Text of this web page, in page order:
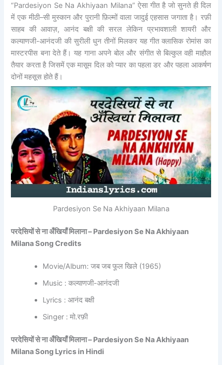
“Pardesiyon Se Na Akhiyaan Milana” ऐसा गीत है जो सुनते ही दिल
में एक मीठी–सी मुस्कान और पुरानी फ़िल्मों वाला जादुई एहसास जगाता है। रफ़ी
साहब की आवाज़, आनंद बक्षी की सरल लेकिन प्रभावशाली शायरी और
कल्याणजी-आनंदजी की सुरीली धुन तीनों मिलकर यह गीत क्लासिक रोमांस का
मास्टरपीस बना देते हैं। यह गाना अपने बोल और संगीत से बिल्कुल वही माहौल
तैयार करता है जिसमें एक मासूम दिल को प्यार का पहला डर और पहला आकर्षण
दोनों महसूस होते हैं।
Pardesiyon Se Na Akhiyaan Milana
परदेसियों से ना अँखियाँ मिलाना – Pardesiyon Se Na Akhiyaan
Milana Song Credits
Movie/Album: जब जब फूल खिले (1965)
Music : कल्याणजी-आनंदजी
Lyrics : आनंद बक्षी
Singer : मो.रफ़ी
परदेसियों से ना अँखियाँ मिलाना – Pardesiyon Se Na Akhiyaan
Milana Song Lyrics in Hindi